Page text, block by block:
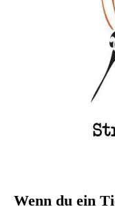
Wenn du ein